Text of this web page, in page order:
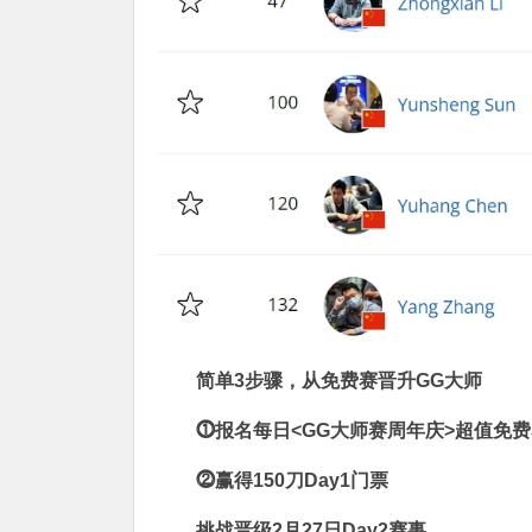
简单3步骤，从免费赛晋升GG大师
⓵报名每日<GG大师赛周年庆>超值免
⓶赢得150刀Day1门票